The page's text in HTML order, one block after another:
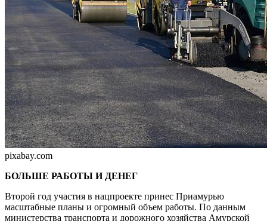
pixabay.com
БОЛЬШЕ РАБОТЫ И ДЕНЕГ
Второй год участия в нацпроекте принес Приамурью
масштабные планы и огромный объем работы. По данным
министерства транспорта и дорожного хозяйства Амурской